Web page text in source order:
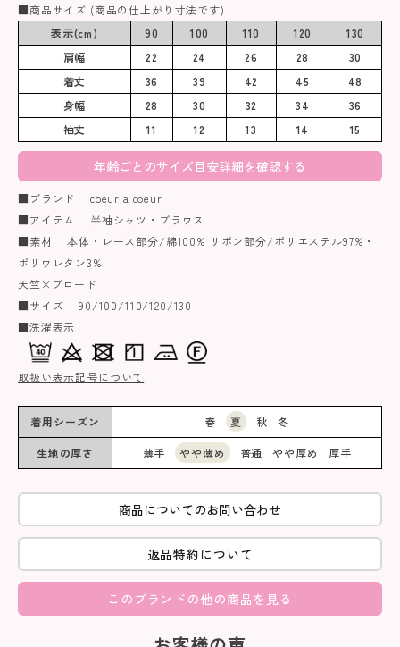
■商品サイズ (商品の仕上がり寸法です)
表示(cm)
90 100 110 120
130
肩幅
22 24 26 28
30
着丈
36 39 42 45
48
身幅
28 30 32 34
36
袖丈
11 12 13 14 15
年齢ごとのサイズ目安詳細を確認する
■ブランド coeur a coeur
■アイテム 半袖シャツ・ブラウス
■素材 本体・レース部分/綿100% リボン部分/ポリエステル97%・
ポリウレタン3%
天竺×ブロード
■サイズ 90/100/110/120/130
■洗濯表示
取扱い表示記号について
着用シーズン 春 夏 秋 冬
生地の厚さ 薄手 やや薄め 普通 やや厚め 厚手
商品についてのお問い合わせ
返品特約について
このブランドの他の商品を見る